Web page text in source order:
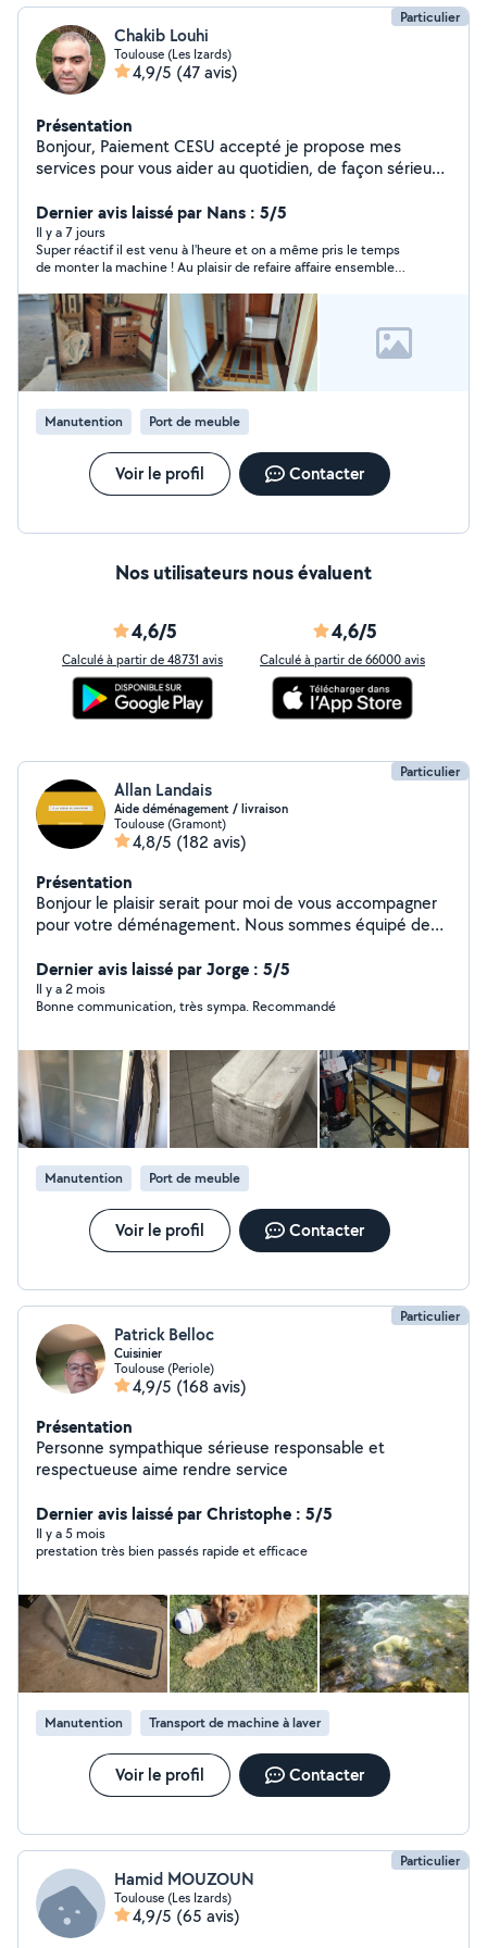
Particulier
Chakib Louhi
Toulouse (Les Izards)
4,9/5 (47 avis)
Présentation
Bonjour, Paiement CESU accepté je propose mes
services pour vous aider au quotidien, de façon sérieuse
(courses pharmacie, démarches). Ménage : Entretien
courant du logement aide ponctuelle ou régulière.
Jardinage : débroussaillage coupe de branches.
Déménagement : Gardiennage : employé polyvalent.
Personne ponctuelle, discret et organisé, avec un bon
contact humain.
Dernier avis laissé par Nans : 5/5
Il y a 7 jours
Super réactif il est venu à l'heure et on a même pris le temps
de monter la machine ! Au plaisir de refaire affaire ensemble
Manutention Port de meuble
Voir le profil Contacter
Nos utilisateurs nous évaluent
4,6/5
Calculé à partir de 48731 avis
4,6/5
Calculé à partir de 66000 avis
Particulier
Allan Landais
Aide déménagement / livraison
Toulouse (Gramont)
4,8/5 (182 avis)
Présentation
Bonjour le plaisir serait pour moi de vous accompagner
pour votre déménagement. Nous sommes équipé de
sécurité et de protéger votre mobiliers. Nous pouvons
aussi intervenir en equipe afin de porter les charges
lourdes. Je reste donc à votre disposition pour
Dernier avis laissé par Jorge : 5/5
Il y a 2 mois
Bonne communication, très sympa. Recommandé
Manutention Port de meuble
Voir le profil Contacter
Particulier
Patrick Belloc
Cuisinier
Toulouse (Periole)
4,9/5 (168 avis)
Présentation
Personne sympathique sérieuse responsable et
respectueuse aime rendre service
Dernier avis laissé par Christophe : 5/5
Il y a 5 mois
prestation très bien passés rapide et efficace
Manutention Transport de machine à laver
Voir le profil Contacter
Particulier
Hamid MOUZOUN
Toulouse (Les Izards)
4,9/5 (65 avis)